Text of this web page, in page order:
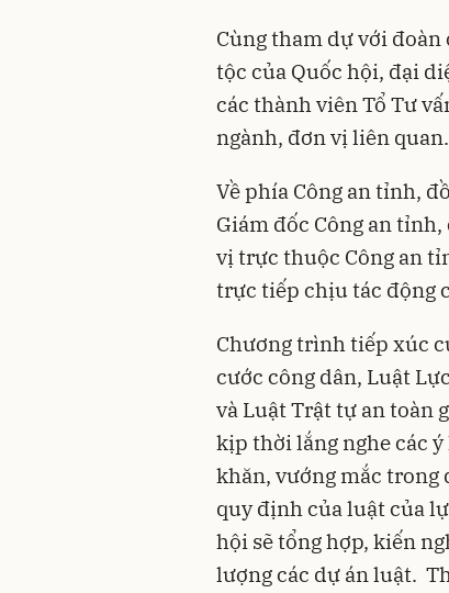
Cùng tham dự với đoàn
tộc của Quốc hội, đại
các thành viên Tổ Tư
ngành, đơn vị liên quan.
Về phía Công an tỉnh,
Giám đốc Công an
vị trực thuộc Công an
trực tiếp chịu tác động
Chương trình tiếp xúc
cước công dân, Luật
và Luật Trật tự an toàn
kịp thời lắng nghe các
khăn, vướng mắc
quy định của luật của
hội sẽ tổng hợp, kiến
lượng các dự án luật.